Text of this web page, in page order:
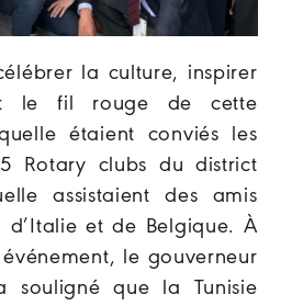
la culture, inspirer
le fil rouge de cette
étaient conviés les
Rotary clubs du district
assistaient des amis
d’Italie et de Belgique. À
le gouverneur
souligné que la Tunisie